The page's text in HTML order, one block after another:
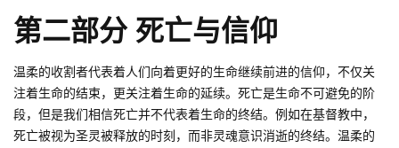
第二部分 死亡与信仰
温柔的收割者代表着人们向着更好的生命继续前进的信仰，不仅关
注着生命的结束，更关注着生命的延续。死亡是生命不可避免的阶
段，但是我们相信死亡并不代表着生命的终结。例如在基督教中，
死亡被视为圣灵被释放的时刻，而非灵魂意识消逝的终结。温柔的